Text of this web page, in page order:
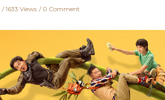
1633 Views 0 Comment